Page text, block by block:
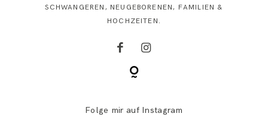
SCHWANGEREN, NEUGEBORENEN, FAMILIEN &
HOCHZEITEN.
Folge mir auf Instagram